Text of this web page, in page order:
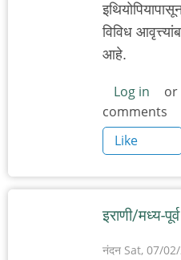
विविध
आहे.
Log in or
comments
Like
इराणी/मध्य-पूर्व
नंदन Sat, 07/